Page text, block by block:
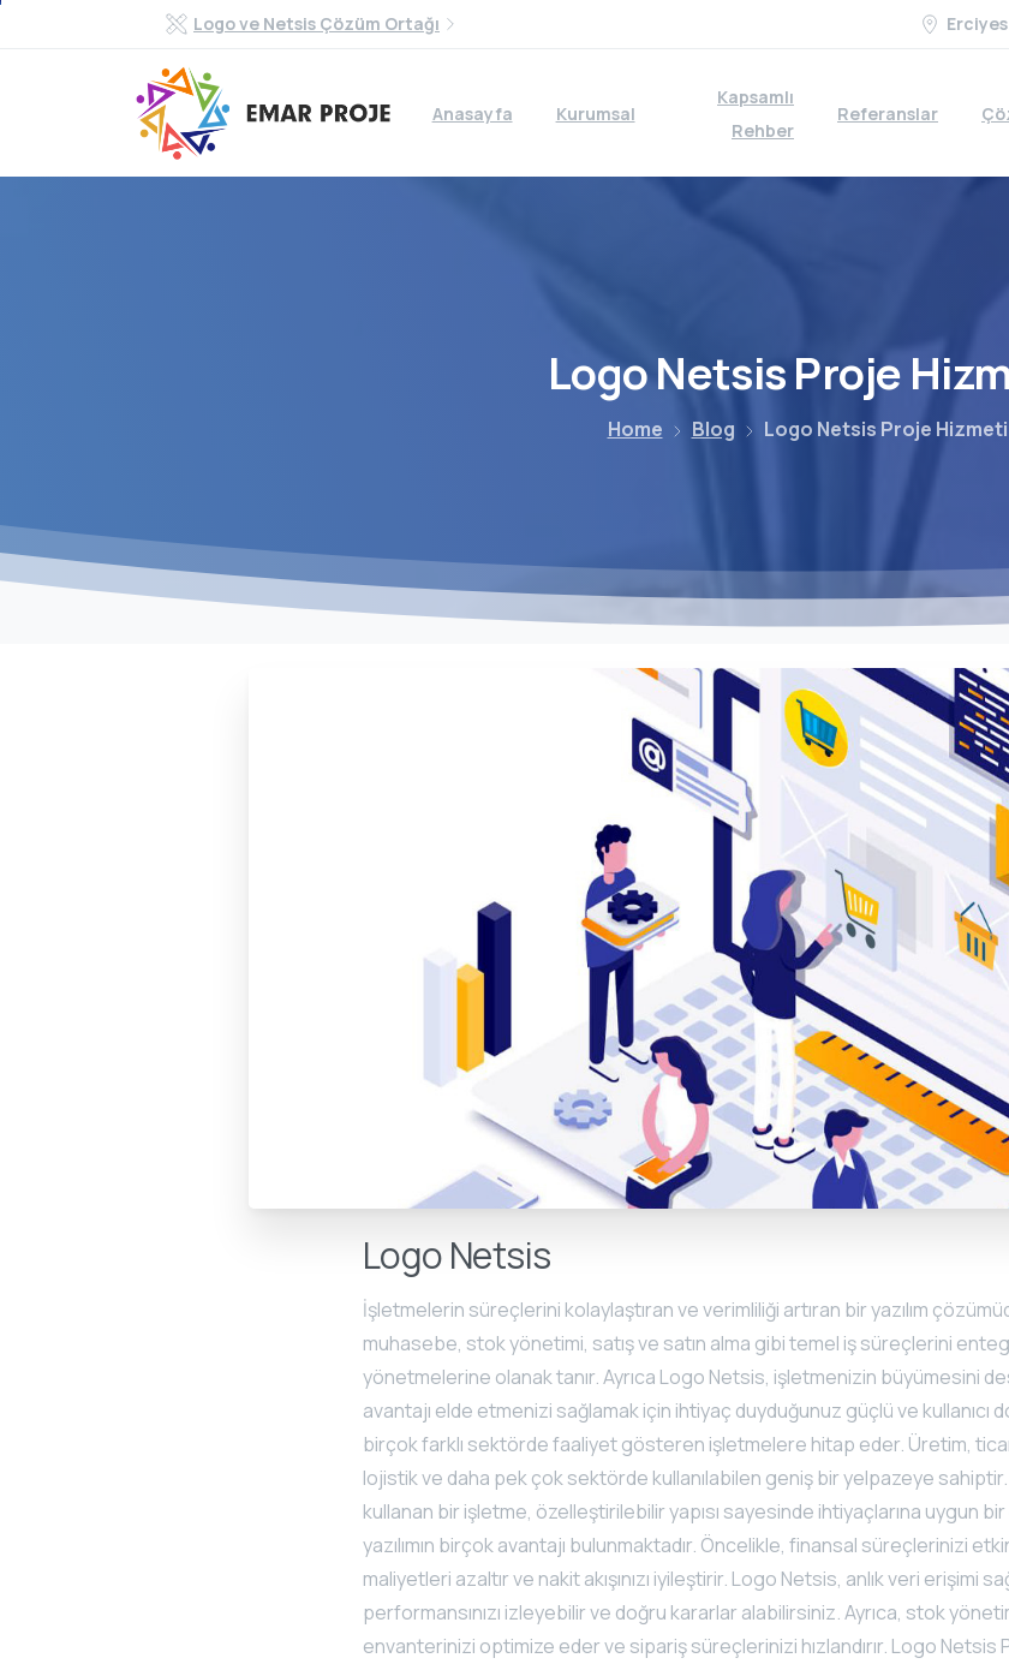
Logo ve Netsis Çözüm Ortağı
Anasayfa Kurumsal
Kapsamlı
Rehber
Referanslar
LogoNetsisProje
Home Blog Logo Netsis Proje Hizmeti
Logo Netsis
İşletmelerin süreçlerini kolaylaştıran ve verimliliği artıran bir yazılım
muhasebe, stok yönetimi, satış ve satın alma gibi temel iş süreçlerini
yönetmelerine olanak tanır. Ayrıca Logo Netsis, işletmenizin büyümesini
avantajı elde etmenizi sağlamak için ihtiyaç duyduğunuz güçlü ve kullanıcı
birçok farklı sektörde faaliyet gösteren işletmelere hitap eder. Üretim,
lojistik ve daha pek çok sektörde kullanılabilen geniş bir yelpazeye
kullanan bir işletme, özelleştirilebilir yapısı sayesinde ihtiyaçlarına uygun
yazılımın birçok avantajı bulunmaktadır. Öncelikle, finansal süreçlerinizi
maliyetleri azaltır ve nakit akışınızı iyileştirir. Logo Netsis, anlık veri erişimi
performansınızı izleyebilir ve doğru kararlar alabilirsiniz. Ayrıca, stok
envanterinizi optimize eder ve sipariş süreçlerinizi hızlandırır. Logo Netsis